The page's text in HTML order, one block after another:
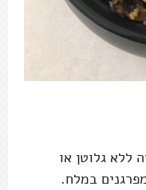
ללא גלוטן או
במלח.